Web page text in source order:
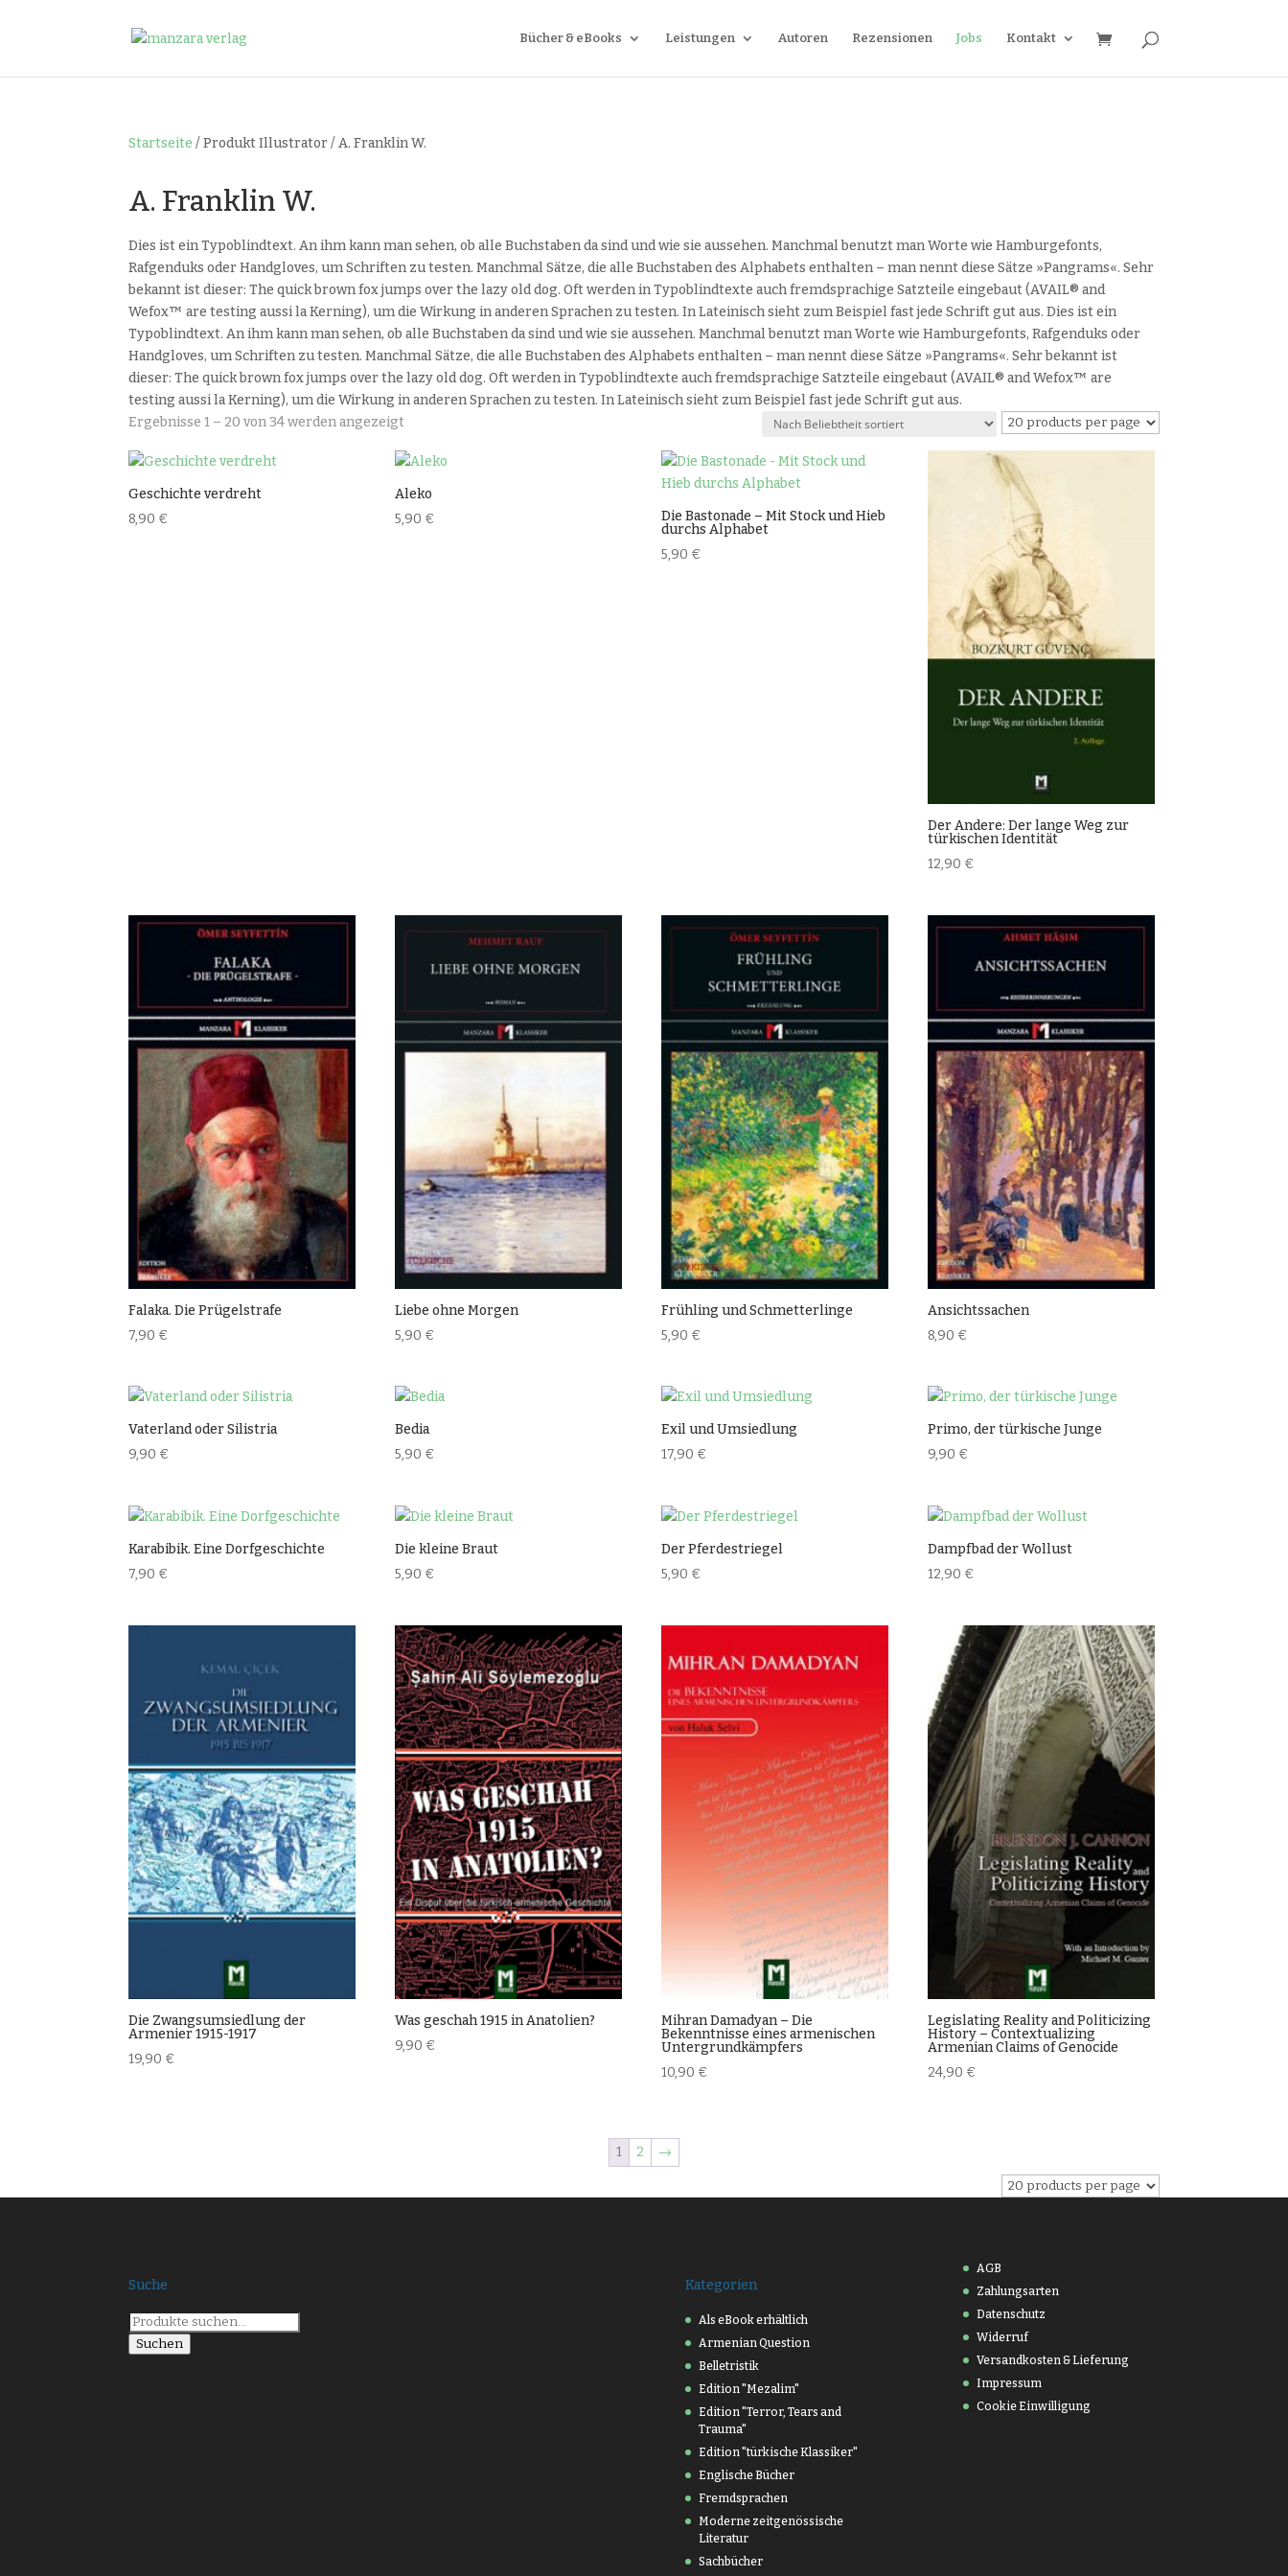
Bücher & eBooks Leistungen Autoren Rezensionen Jobs Kontakt
Startseite / Produkt Illustrator / A. Franklin W.
A. Franklin W.
Dies ist ein Typoblindtext. An ihm kann man sehen, ob alle Buchstaben da sind und wie sie aussehen. Manchmal benutzt man Worte wie Hamburgefonts,
Rafgenduks oder Handgloves, um Schriften zu testen. Manchmal Sätze, die alle Buchstaben des Alphabets enthalten – man nennt diese Sätze »Pangrams«. Sehr
bekannt ist dieser: The quick brown fox jumps over the lazy old dog. Oft werden in Typoblindtexte auch fremdsprachige Satzteile eingebaut (AVAIL® and
Wefox™ are testing aussi la Kerning), um die Wirkung in anderen Sprachen zu testen. In Lateinisch sieht zum Beispiel fast jede Schrift gut aus. Dies ist ein
Typoblindtext. An ihm kann man sehen, ob alle Buchstaben da sind und wie sie aussehen. Manchmal benutzt man Worte wie Hamburgefonts, Rafgenduks oder
Handgloves, um Schriften zu testen. Manchmal Sätze, die alle Buchstaben des Alphabets enthalten – man nennt diese Sätze »Pangrams«. Sehr bekannt ist
dieser: The quick brown fox jumps over the lazy old dog. Oft werden in Typoblindtexte auch fremdsprachige Satzteile eingebaut (AVAIL® and Wefox™ are
testing aussi la Kerning), um die Wirkung in anderen Sprachen zu testen. In Lateinisch sieht zum Beispiel fast jede Schrift gut aus.
Ergebnisse 1 – 20 von 34 werden angezeigt
sortiert
Geschichte verdreht
8,90 €
Aleko
5,90 €
Die Bastonade – Mit Stock und Hieb
durchs Alphabet
5,90 €
Der Andere: Der lange Weg zur
türkischen Identität
12,90 €
Falaka. Die Prügelstrafe
7,90 €
Liebe ohne Morgen
5,90 €
Frühling und Schmetterlinge
5,90 €
Ansichtssachen
8,90 €
Vaterland oder Silistria
9,90 €
Bedia
5,90 €
Exil und Umsiedlung
17,90 €
Primo, der türkische Junge
9,90 €
Karabibik. Eine Dorfgeschichte
7,90 €
Die kleine Braut
5,90 €
Der Pferdestriegel
5,90 €
Dampfbad der Wollust
12,90 €
Die Zwangsumsiedlung der
Armenier 1915-1917
19,90 €
Was geschah 1915 in Anatolien?
9,90 €
Mihran Damadyan – Die
Bekenntnisse eines armenischen
Untergrundkämpfers
10,90 €
Legislating Reality and Politicizing
History – Contextualizing
Armenian Claims of Genocide
24,90 €
1 2 →
Suche
Suche
nach:
Suchen
Kategorien
Als eBook erhältlich
Armenian Question
Belletristik
Edition "Mezalim"
Edition "Terror, Tears and
Trauma"
Edition "türkische Klassiker"
Englische Bücher
Fremdsprachen
Moderne zeitgenössische
Literatur
Sachbücher
AGB
Zahlungsarten
Datenschutz
Widerruf
Versandkosten & Lieferung
Impressum
Cookie Einwilligung